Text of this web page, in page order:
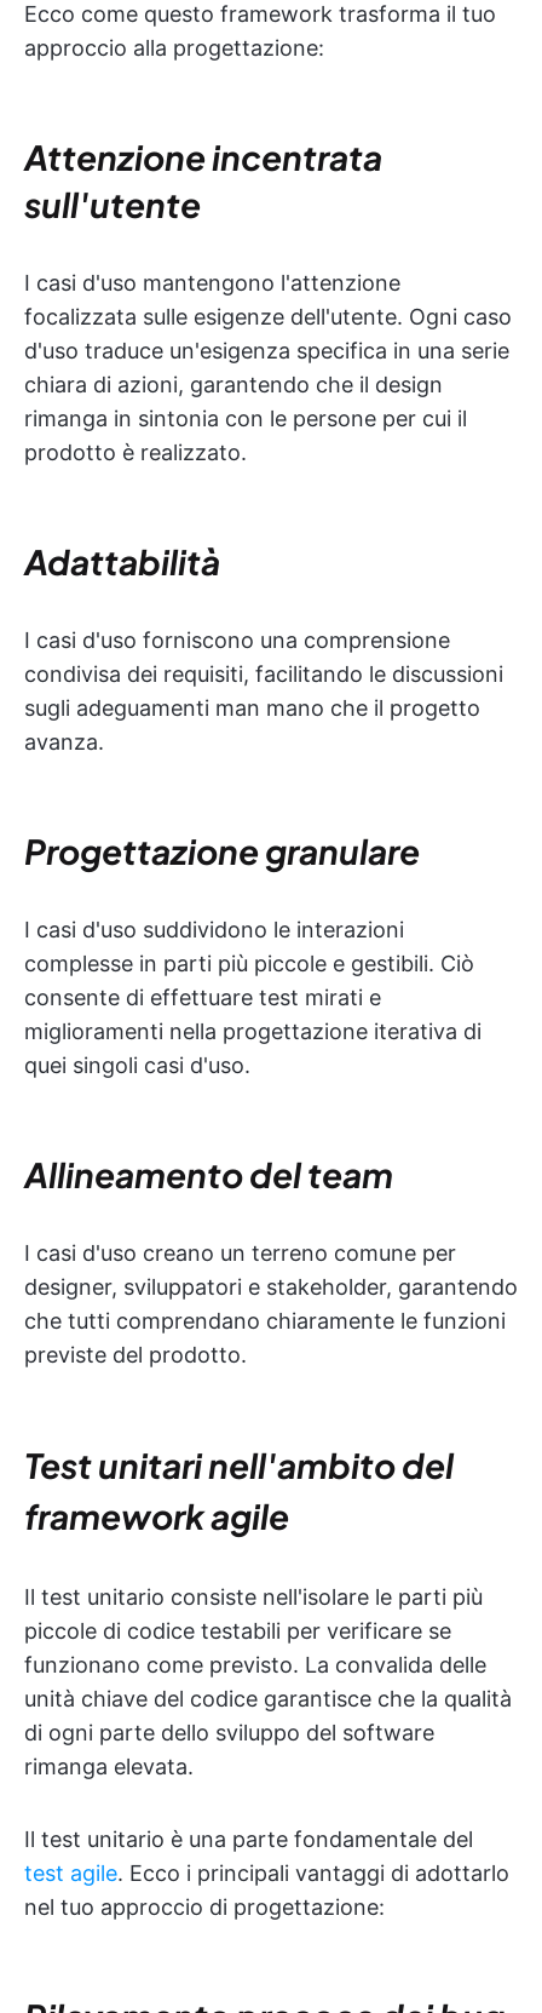
Ecco come questo framework trasforma il tuo
approccio alla progettazione:
Attenzione incentrata
sull'utente
I casi d'uso mantengono l'attenzione
focalizzata sulle esigenze dell'utente. Ogni caso
d'uso traduce un'esigenza specifica in una serie
chiara di azioni, garantendo che il design
rimanga in sintonia con le persone per cui il
prodotto è realizzato.
Adattabilità
I casi d'uso forniscono una comprensione
condivisa dei requisiti, facilitando le discussioni
sugli adeguamenti man mano che il progetto
avanza.
Progettazione granulare
I casi d'uso suddividono le interazioni
complesse in parti più piccole e gestibili. Ciò
consente di effettuare test mirati e
miglioramenti nella progettazione iterativa di
quei singoli casi d'uso.
Allineamento del team
I casi d'uso creano un terreno comune per
designer, sviluppatori e stakeholder, garantendo
che tutti comprendano chiaramente le funzioni
previste del prodotto.
Test unitari nell'ambito del
framework agile
Il test unitario consiste nell'isolare le parti più
piccole di codice testabili per verificare se
funzionano come previsto. La convalida delle
unità chiave del codice garantisce che la qualità
di ogni parte dello sviluppo del software
rimanga elevata.
Il test unitario è una parte fondamentale del
test agile. Ecco i principali vantaggi di adottarlo
nel tuo approccio di progettazione: